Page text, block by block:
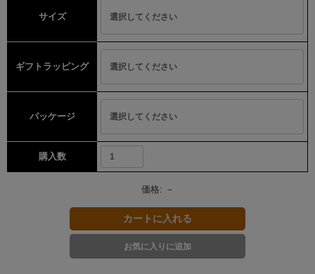
サイズ
価格: －
ギフトラッピング
パッケージ
購入数